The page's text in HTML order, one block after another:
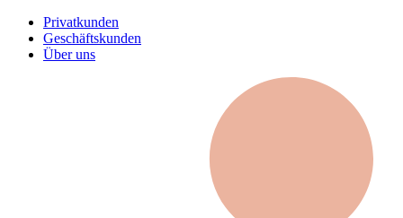
Privatkunden
Geschäftskunden
Über uns